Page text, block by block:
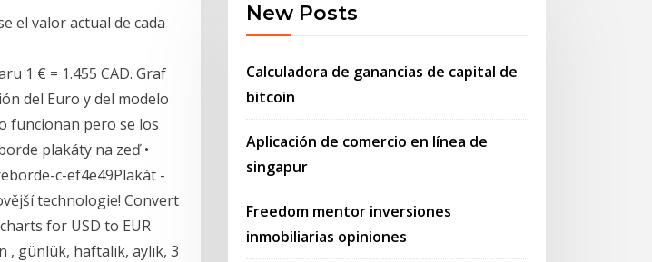
el valor actual de cada
1 € = 1.455 CAD. Graf
del Euro y del modelo
funcionan pero se los
plakáty na zeď •
c-ef4e49Plakát -
technologie! Convert
for USD to EUR
günlük, haftalık, aylık, 3
New Posts
Calculadora de ganancias de capital de
bitcoin
Aplicación de comercio en línea de
singapur
Freedom mentor inversiones
inmobiliarias opiniones